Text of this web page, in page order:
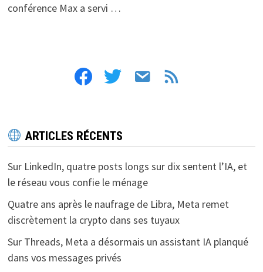
conférence Max a servi …
facebooktwitter email feed
ARTICLES RÉCENTS
Sur LinkedIn, quatre posts longs sur dix sentent l’IA, et
le réseau vous confie le ménage
Quatre ans après le naufrage de Libra, Meta remet
discrètement la crypto dans ses tuyaux
Sur Threads, Meta a désormais un assistant IA planqué
dans vos messages privés